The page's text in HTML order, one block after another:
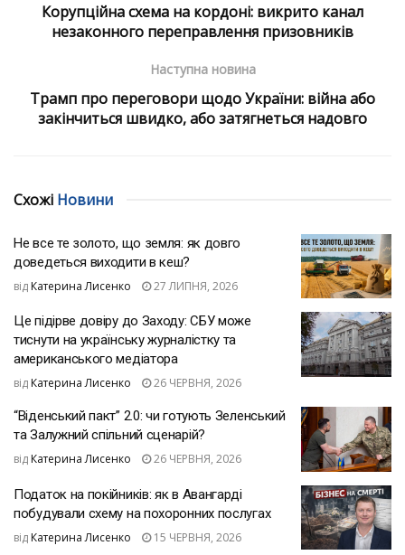
Корупційна схема на кордоні: викрито канал
незаконного переправлення призовників
Наступна новина
Трамп про переговори щодо України: війна або
закінчиться швидко, або затягнеться надовго
Схожі Новини
Не все те золото, що земля: як довго
доведеться виходити в кеш?
від Катерина Лисенко 27 ЛИПНЯ, 2026
Це підірве довіру до Заходу: СБУ може
тиснути на українську журналістку та
американського медіатора
від Катерина Лисенко 26 ЧЕРВНЯ, 2026
“Віденський пакт” 2.0: чи готують Зеленський
та Залужний спільний сценарій?
від Катерина Лисенко 26 ЧЕРВНЯ, 2026
Податок на покійників: як в Авангарді
побудували схему на похоронних послугах
від Катерина Лисенко 15 ЧЕРВНЯ, 2026